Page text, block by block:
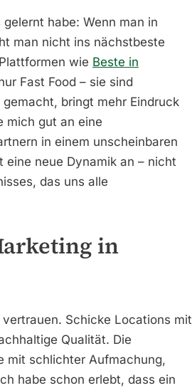
habe: Wenn man in
man nicht ins nächstbeste
wie Beste in
Fast Food – sie sind
bringt mehr Eindruck
mich gut an eine
in einem unscheinbaren
eine neue Dynamik an – nicht
das uns alle
in
Schicke Locations mit
Qualität. Die
mit schlichter Aufmachung,
habe schon erlebt, dass ein